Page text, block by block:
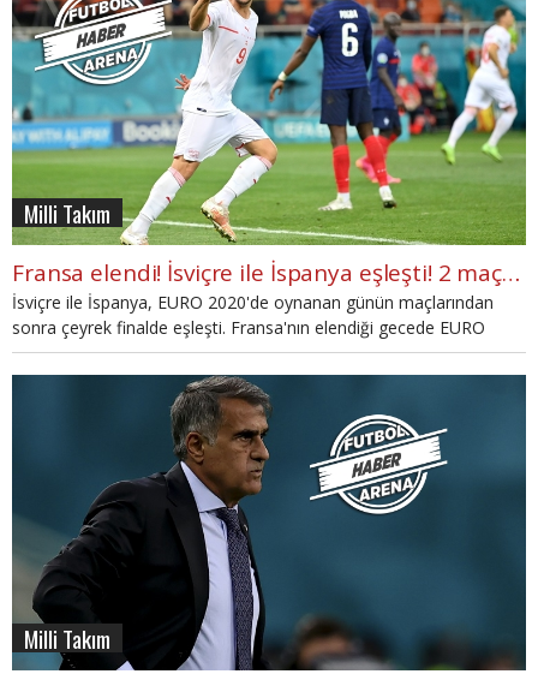
Milli Takım
Fransa elendi! İsviçre ile İspanya eşleşti! 2 maçta 14 gol (İZLE)
İsviçre ile İspanya, EURO 2020'de oynanan günün maçlarından
sonra çeyrek finalde eşleşti. Fransa'nın elendiği gecede EURO
2020'de gol yağmuru yaşandı.
Milli Takım